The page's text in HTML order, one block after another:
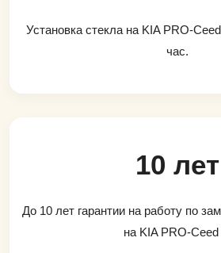
Установка стекла на KIA PRO-
час.
10 лет
До 10 лет гарантии на работу по
на KIA PRO-Ceed